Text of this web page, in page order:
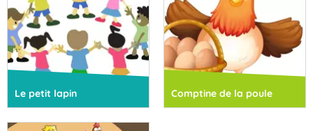
Le petit lapin Comptine de la poule